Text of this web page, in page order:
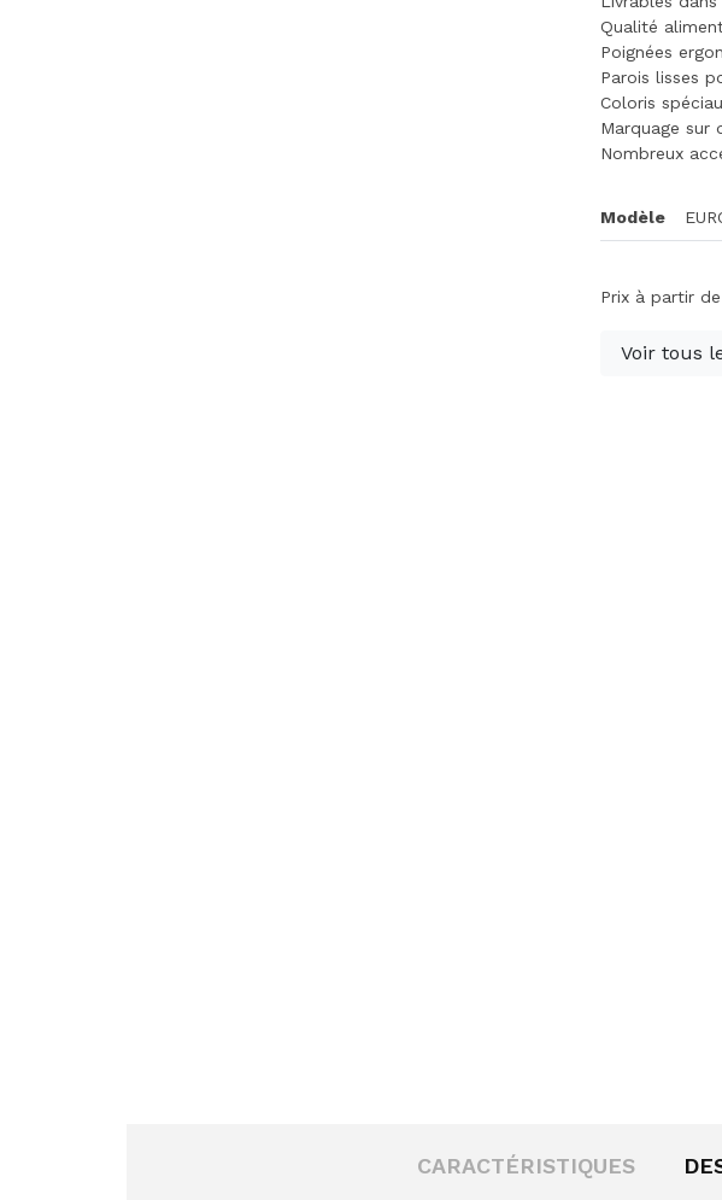
Qualité
Poignées
Parois lisses
Coloris
Marquage sur
Nombreux
Modèle
Prix à partir de
Voir tous
CARACTÉRISTIQUES